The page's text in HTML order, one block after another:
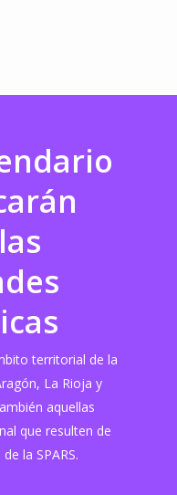
territorial de la
La Rioja y
aquellas
que resulten de
la SPARS.